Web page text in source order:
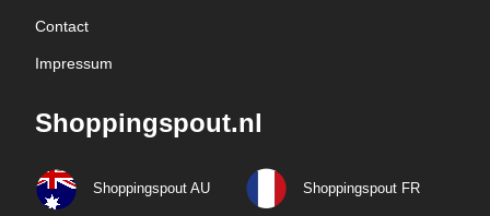
Contact
Impressum
Shoppingspout.nl
Shoppingspout AU Shoppingspout FR